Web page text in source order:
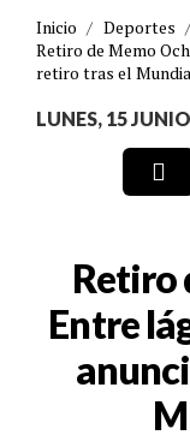
Inicio / Deportes /
Retiro de Memo
retiro tras el
LUNES, 15
Retiro
Entre